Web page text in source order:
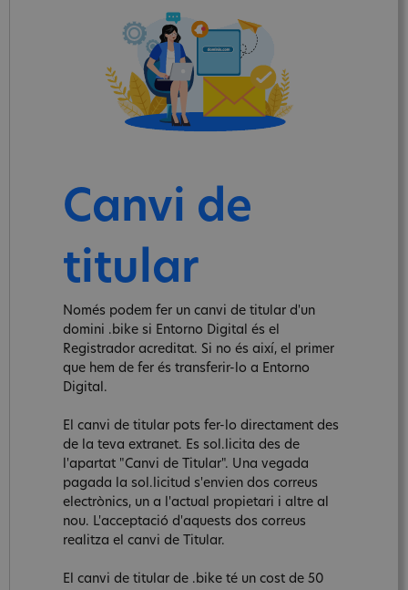
Canvi de
titular
Només podem fer un canvi de titular d'un
domini .bike si Entorno Digital és el
Registrador acreditat. Si no és així, el primer
que hem de fer és transferir-lo a Entorno
Digital.
El canvi de titular pots fer-lo directament des
de la teva extranet. Es sol.licita des de
l'apartat "Canvi de Titular". Una vegada
pagada la sol.licitud s'envien dos correus
electrònics, un a l'actual propietari i altre al
nou. L'acceptació d'aquests dos correus
realitza el canvi de Titular.
El canvi de titular de .bike té un cost de 50